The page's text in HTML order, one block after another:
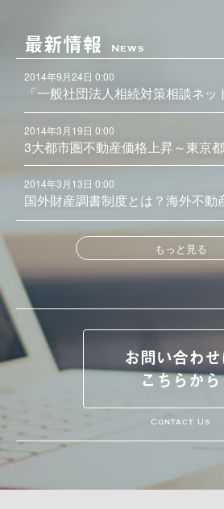
最新情報 News
2014年9月24日 0:00
「一般社団法人相続対策相談ネ
2014年3月19日 0:00
3大都市圏不動産価格上昇～東京
2014年3月13日 0:00
国外財産調書制度とは？海外不動
もっと見る
お問い合わ
こちらから
Contact Us